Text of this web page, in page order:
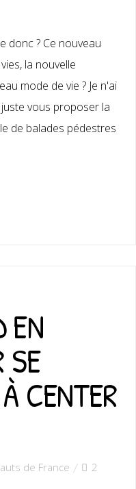
donc ? Ce nouveau
la nouvelle
mode de vie ? Je n'ai
vous proposer la
de balades pédestres
EN
SE
CENTER
de France 2